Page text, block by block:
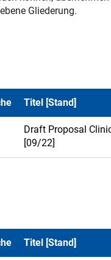
Gliederung.
Titel [Stand]
Draft Proposal
[09/22]
Titel [Stand]